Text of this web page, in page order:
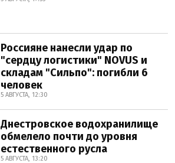
Россияне нанесли удар по
"сердцу логистики" NOVUS и
складам "Сильпо": погибли 6
человек
5 АВГУСТА, 12:30
Днестровское водохранилище
обмелело почти до уровня
естественного русла
5 АВГУСТА, 13:20